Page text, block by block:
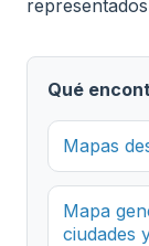
Qué
Mapas
Mapa
ciudades